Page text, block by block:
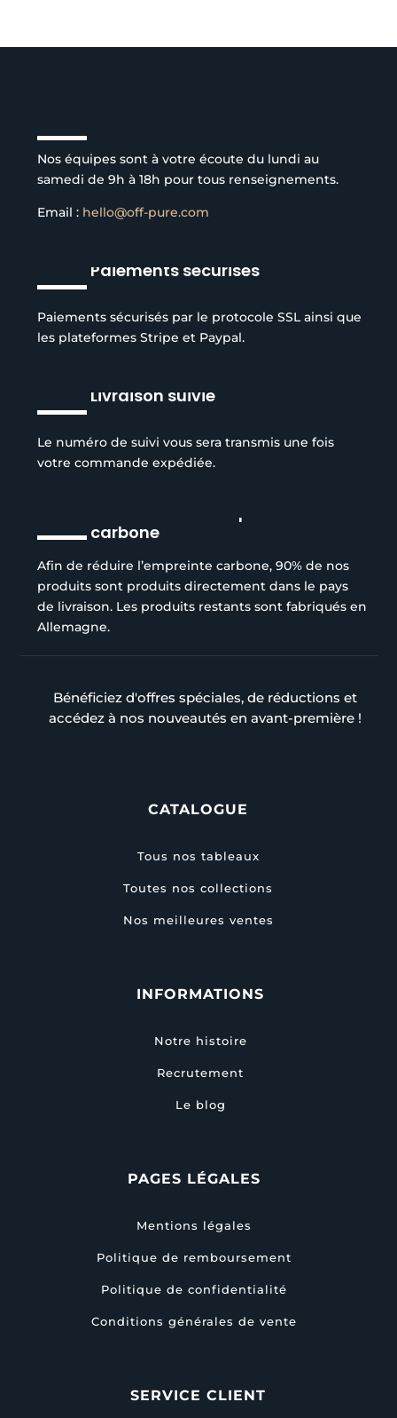
Nos équipes sont à votre écoute du lundi au
samedi de 9h à 18h pour tous renseignements.
Email : hello@off-pure.com
Paiements sécurisés
Paiements sécurisés par le protocole SSL ainsi que
les plateformes Stripe et Paypal.
Livraison suivie
Le numéro de suivi vous sera transmis une fois
votre commande expédiée.
carbone
Afin de réduire l’empreinte carbone, 90% de nos
produits sont produits directement dans le pays
de livraison. Les produits restants sont fabriqués en
Allemagne.
Bénéficiez d'offres spéciales, de réductions et
accédez à nos nouveautés en avant-première !
CATALOGUE
Tous nos tableaux
Toutes nos collections
Nos meilleures ventes
INFORMATIONS
Notre histoire
Recrutement
Le blog
PAGES LÉGALES
Mentions légales
Politique de remboursement
Politique de confidentialité
Conditions générales de vente
SERVICE CLIENT